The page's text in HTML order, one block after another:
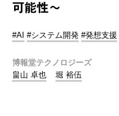
可能性～
#AI #システム開発 #発想支援
博報堂テクノロジーズ
畠山 卓也
堀 裕伍